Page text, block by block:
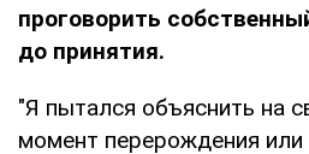
проговорить
до принятия.
"Я пытался объяснить на
момент перерождения или